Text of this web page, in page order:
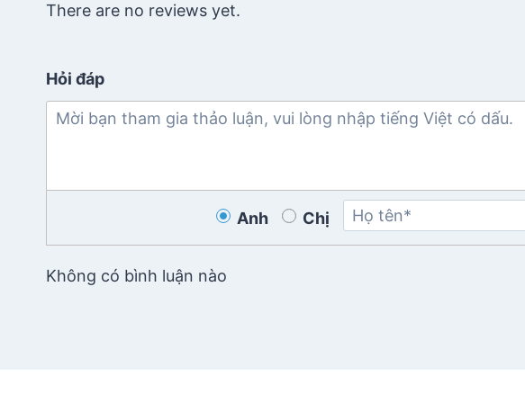
There are no reviews yet.
Hỏi đáp
Anh Chị
Không có bình luận nào